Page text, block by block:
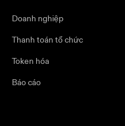
Doanh nghiệp
Thanh toán tổ chức
Token hóa
Báo cáo